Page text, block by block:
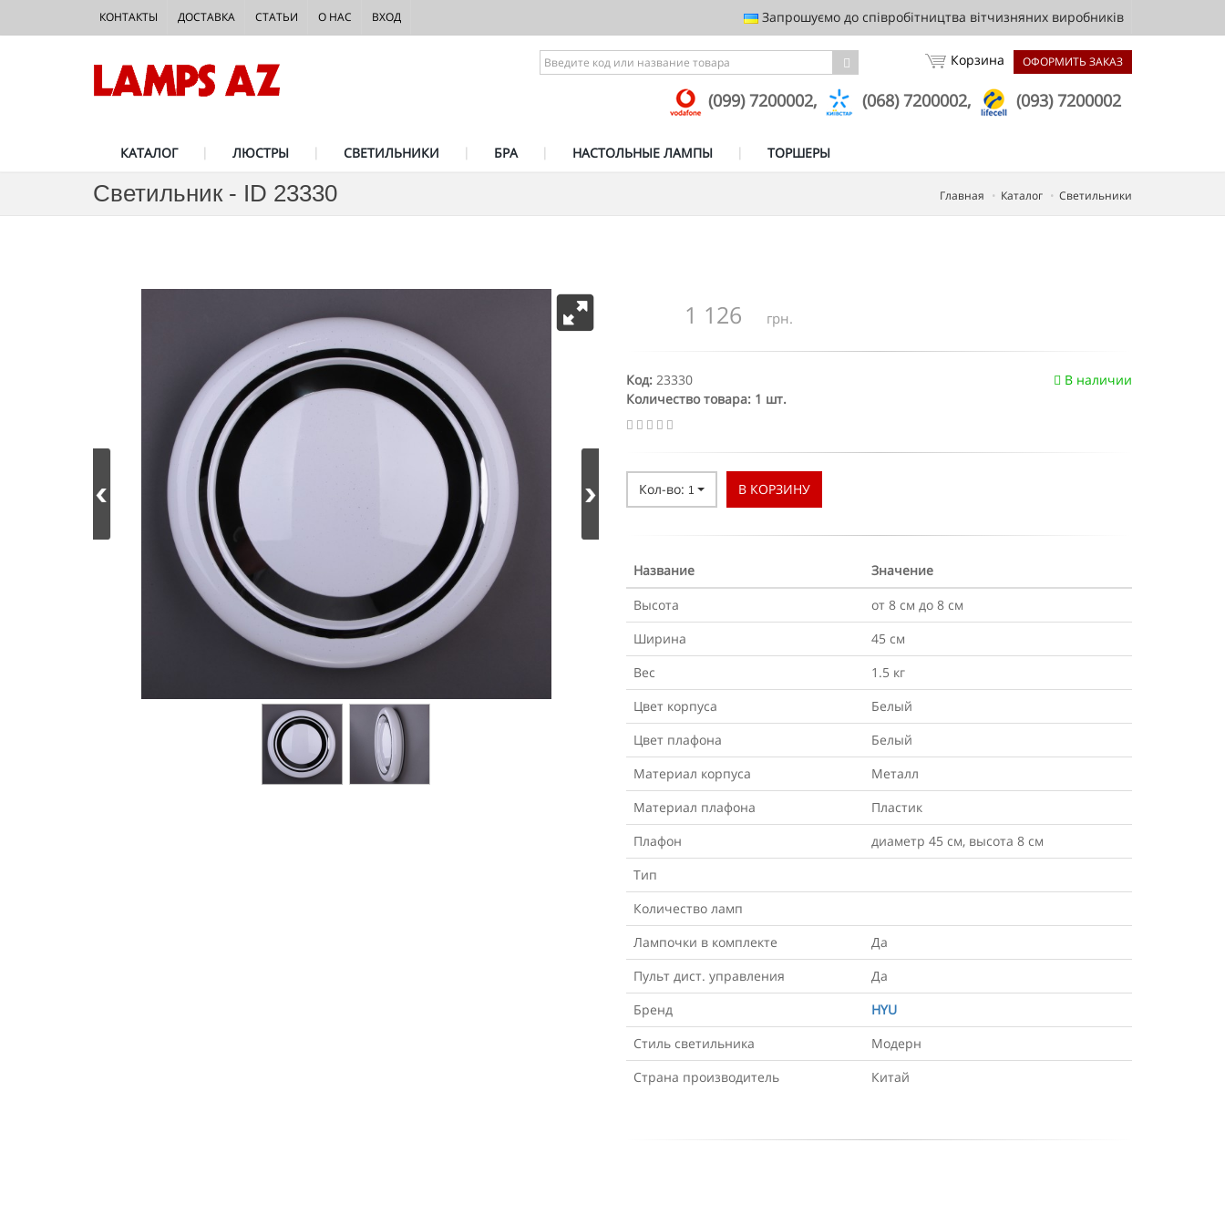
Запрошуємо до співробітництва вітчизняних виробників
КОНТАКТЫ ДОСТАВКА СТАТЬИ О НАС ВХОД
ОФОРМИТЬ ЗАКАЗ
Корзина
(099) 7200002, (068) 7200002, (093) 7200002
КАТАЛОГ ЛЮСТРЫ СВЕТИЛЬНИКИ БРА НАСТОЛЬНЫЕ ЛАМПЫ ТОРШЕРЫ
Светильник - ID 23330 Главная Каталог Светильники
1 126 грн.
В наличии
Код: 23330
Количество товара: 1 шт.
Кол-во: 1 В КОРЗИНУ
Название
Значение
Высота
от 8 см до 8 см
Ширина
45 см
Вес
1.5 кг
Цвет корпуса
Белый
Цвет плафона
Белый
Материал корпуса
Металл
Материал плафона
Пластик
Плафон
диаметр 45 см, высота 8 см
Тип
Количество ламп
Лампочки в комплекте
Да
Пульт дист. управления
Да
Бренд
HYU
Стиль светильника
Модерн
Страна производитель
Китай